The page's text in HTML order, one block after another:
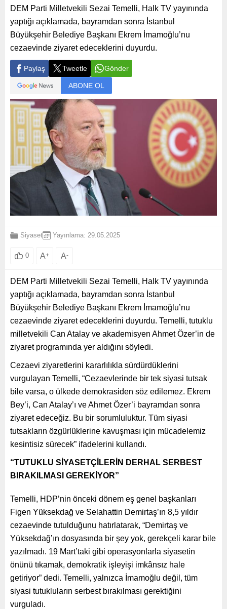
DEM Parti Milletvekili Sezai Temelli, Halk TV yayınında
yaptığı açıklamada, bayramdan sonra İstanbul
Büyükşehir Belediye Başkanı Ekrem İmamoğlu’nu
cezaevinde ziyaret edeceklerini duyurdu.
Paylaş Tweetle Gönder
ABONE OL
Siyaset Yayınlama: 29.05.2025
0 A+ A-
DEM Parti Milletvekili Sezai Temelli, Halk TV yayınında
yaptığı açıklamada, bayramdan sonra İstanbul
Büyükşehir Belediye Başkanı Ekrem İmamoğlu’nu
cezaevinde ziyaret edeceklerini duyurdu. Temelli, tutuklu
milletvekili Can Atalay ve akademisyen Ahmet Özer’in de
ziyaret programında yer aldığını söyledi.
Cezaevi ziyaretlerini kararlılıkla sürdürdüklerini
vurgulayan Temelli, “Cezaevlerinde bir tek siyasi tutsak
bile varsa, o ülkede demokrasiden söz edilemez. Ekrem
Bey’i, Can Atalay’ı ve Ahmet Özer’i bayramdan sonra
ziyaret edeceğiz. Bu bir sorumluluktur. Tüm siyasi
tutsakların özgürlüklerine kavuşması için mücadelemiz
kesintisiz sürecek” ifadelerini kullandı.
“TUTUKLU SİYASETÇİLERİN DERHAL SERBEST
BIRAKILMASI GEREKİYOR”
Temelli, HDP’nin önceki dönem eş genel başkanları
Figen Yüksekdağ ve Selahattin Demirtaş’ın 8,5 yıldır
cezaevinde tutulduğunu hatırlatarak, “Demirtaş ve
Yüksekdağ’ın dosyasında bir şey yok, gerekçeli karar bile
yazılmadı. 19 Mart’taki gibi operasyonlarla siyasetin
önünü tıkamak, demokratik işleyişi imkânsız hale
getiriyor” dedi. Temelli, yalnızca İmamoğlu değil, tüm
siyasi tutukluların serbest bırakılması gerektiğini
vurguladı.